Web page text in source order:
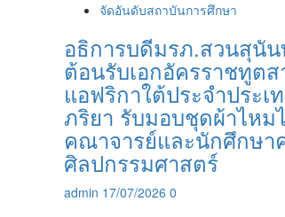
จัดอันดับสถาบันการศึกษา
อธิการบดีมรภ.สวนสุนัน
ต้อนรับเอกอัครราชทูต
แอฟริกาใต้ประจำประเ
ภริยา รับมอบชุดผ้าไหม
คณาจารย์และนักศึกษ
ศิลปกรรมศาสตร์
admin 17/07/2026 0